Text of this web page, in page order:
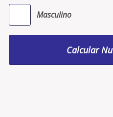
Masculino